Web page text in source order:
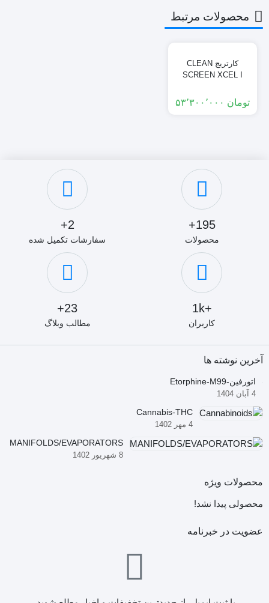
محصولات مرتبط
کارتریج CLEAN
SCREEN XCEL I
تومان
195+
محصولات
2+
سفارشات تکمیل شده
+1k
کاربران
23+
مطالب وبلاگ
آخرین نوشته ها
اتورفین-Etorphine-M99
4 آبان 1404
Cannabis-THC
4 مهر 1402
MANIFOLDS/EVAPORATORS
8 شهریور 1402
محصولات ویژه
محصولی پیدا نشد!
عضویت در خبرنامه